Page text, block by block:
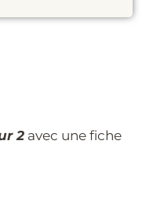
2avec une fiche